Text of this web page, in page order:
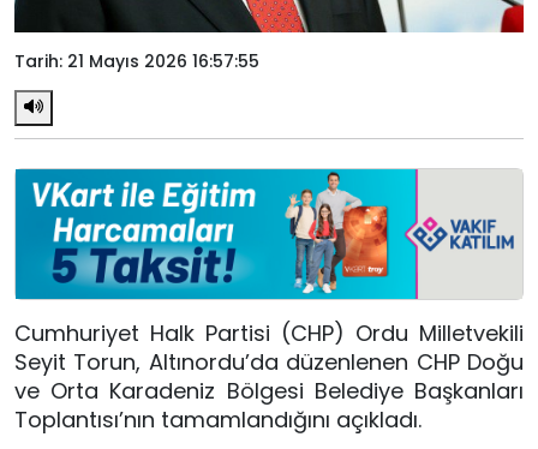
Tarih: 21 Mayıs 2026 16:57:55
Cumhuriyet Halk Partisi (CHP) Ordu Milletvekili
Seyit Torun, Altınordu’da düzenlenen CHP Doğu
ve Orta Karadeniz Bölgesi Belediye Başkanları
Toplantısı’nın tamamlandığını açıkladı.